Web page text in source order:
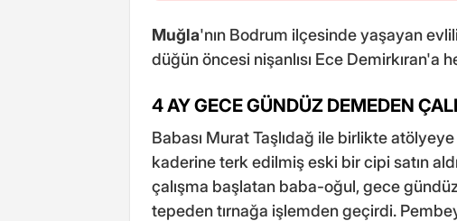
Muğla'nın Bodrum ilçesinde yaşayan
düğün öncesi nişanlısı Ece Demirkıran'a
4 AY GECE GÜNDÜZ DEMEDEN
Babası Murat Taşlıdağ ile birlikte
kaderine terk edilmiş eski bir cipi satın
çalışma başlatan baba-oğul, gece
tepeden tırnağa işlemden geçirdi.